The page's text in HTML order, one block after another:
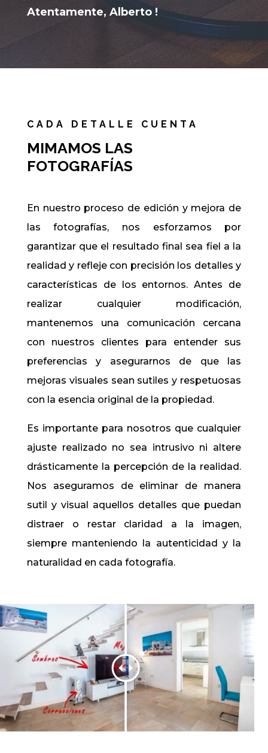
Atentamente, Alberto !
CADA DETALLE CUENTA
MIMAMOS LAS
FOTOGRAFÍAS
En nuestro proceso de edición y mejora de
las fotografías, nos esforzamos por
garantizar que el resultado final sea fiel a la
realidad y refleje con precisión los detalles y
características de los entornos. Antes de
realizar cualquier modificación,
mantenemos una comunicación cercana
con nuestros clientes para entender sus
preferencias y asegurarnos de que las
mejoras visuales sean sutiles y respetuosas
con la esencia original de la propiedad.
Es importante para nosotros que cualquier
ajuste realizado no sea intrusivo ni altere
drásticamente la percepción de la realidad.
Nos aseguramos de eliminar de manera
sutil y visual aquellos detalles que puedan
distraer o restar claridad a la imagen,
siempre manteniendo la autenticidad y la
naturalidad en cada fotografía.